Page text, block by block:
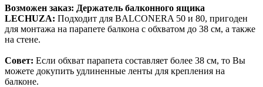
Возможен заказ: Держатель балконного ящика
LECHUZA: Подходит для BALCONERA 50 и 80, пригоден
для монтажа на парапете балкона с обхватом до 38 см, а также
на стене.
Совет: Если обхват парапета составляет более 38 см, то Вы
можете докупить удлиненные ленты для крепления на
балконе.